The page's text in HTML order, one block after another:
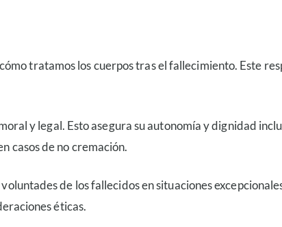
tratamos los cuerpos tras el fallecimiento. Este
y legal. Esto asegura su autonomía y dignidad
casos de no cremación.
de los fallecidos en situaciones
éticas.